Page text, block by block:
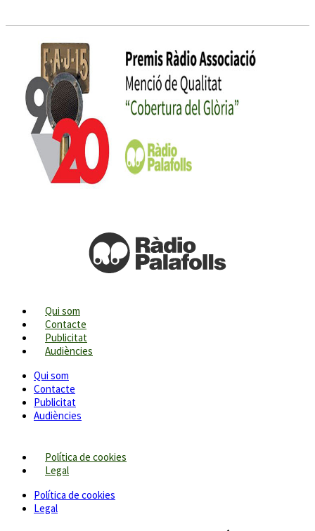
Qui som
Contacte
Publicitat
Audiències
Qui som
Contacte
Publicitat
Audiències
Política de cookies
Legal
Política de cookies
Legal